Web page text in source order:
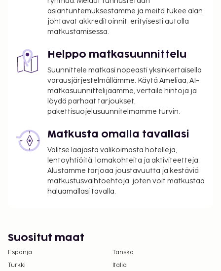
Kaupungin perimä vero: 1.00 EUR per henkilö
per yö. Tätä veroa ei peritä alle 14 vuotta
vanhoilta lapsilta.
Tässä on mainittu kaikki majoituspaikan meille
ilmoittamat maksut.
Lisävuode: 10.0 EUR per päivä
Yllä oleva luettelo ei ehkä kata kaikkea. Maksut ja
takuumaksut eivät välttämättä sisällä veroja, ja ne
Kaikkien asiakkaiden, myös lasten, tulee olla
läsnä sisäänkirjautumisen yhteydessä, ja heidän
tulee näyttää virallinen kuvallinen
henkilöllisyystodistus tai passi.
Kansallisten määräysten vuoksi käteismaksut
eivät voi ylittää 5000 EUR:n suuruista summaa
asiantuntemuksestamme ja meitä tukee alan
johtavat akkreditoinnit, erityisesti autolla
matkustamisessa.
Helppo matkasuunnittelu
Suunnittele matkasi nopeasti yksinkertaisella
varausjärjestelmällämme. Käytä Ameliaa, AI-
matkasuunnittelijaamme, vertaile hintoja ja
löydä parhaat tarjoukset,
pakettisuojelusuunnitelmamme turvin.
Matkusta omalla tavallasi
Valitse laajasta valikoimasta hotelleja,
lentoyhtiöitä, lomakohteita ja aktiviteetteja.
Alustamme tarjoaa joustavuutta ja kestäviä
matkustusvaihtoehtoja, joten voit matkustaa
haluamallasi tavalla.
Suositut maat
Espanja
Tanska
Turkki
Italia